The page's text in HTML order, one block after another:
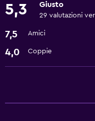
Lavanderia
Servizio lavanderia
Ristoranti
5,3 Giusto
29 valutazioni
7,5 Amici
4,0 Coppie